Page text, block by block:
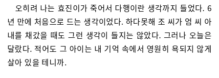
오히려 나는 효진이가 죽어서 다행이란 생각까지 들었다. 6
년 만에 처음으로 드는 생각이었다. 하다못해 조 씨가 엄 씨 아
내를 채갔을 때도 그런 생각이 들지는 않았다. 그러나 오늘은
달랐다. 적어도 그 아이는 내 기억 속에서 영원히 욕되지 않게
살아 있을 테니까.